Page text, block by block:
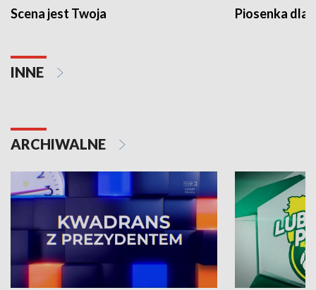
Scena jest Twoja Piosenka dla
INNE
ARCHIWALNE